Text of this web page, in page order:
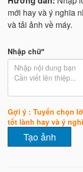
mới hay và ý nghĩa
và tải ảnh về máy.
Nhập chữ*
Gợi ý : Tuyển chọn
tốt lành hay và ý